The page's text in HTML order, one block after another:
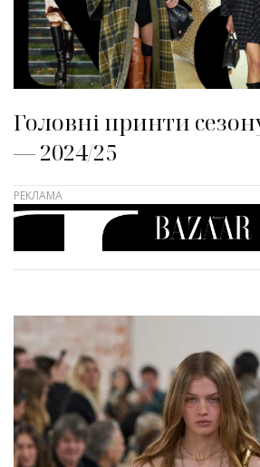
Головні принти
— 2024/25